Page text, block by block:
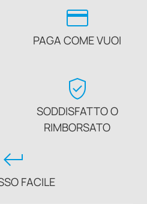
credit_card
PAGA COME VUOI
verified_user
SODDISFATTO O
RIMBORSATO
keyboard_return
FACILE